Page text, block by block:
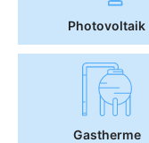
Photovoltaik
Gastherme